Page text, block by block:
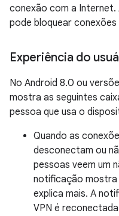
conexão com a Internet.
pode bloquear conexões
Experiência do
No Android 8.0 ou
mostra as seguintes
pessoa que usa o
Quando as
desconectam ou
pessoas veem um
notificação mostra
explica mais. A
VPN é